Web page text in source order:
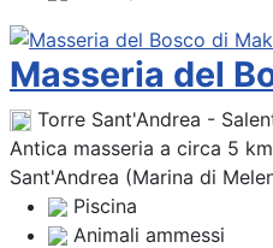
Masseria del
Torre Sant'Andrea -
Antica masseria a circa 5
Sant'Andrea (Marina di
Piscina
Animali ammessi